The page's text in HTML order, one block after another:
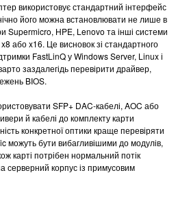
використовує стандартний інтерфейс
його можна встановлювати не лише в
Supermicro, HPE, Lenovo та інші системи
або x16. Це висновок зі стандартного
FastLinQ у Windows Server, Linux і
заздалегідь перевірити драйвер,
BIOS.
SFP+ DAC-кабелі, AOC або
й кабелі до комплекту карти
конкретної оптики краще перевіряти
можуть бути вибагливішими до модулів,
карті потрібен нормальний потік
серверний корпус із примусовим